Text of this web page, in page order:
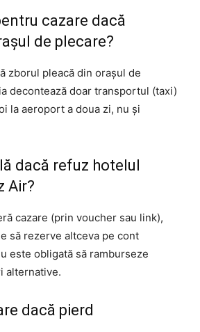
cazare dacă
de plecare?
zborul pleacă din orașul de
decontează doar transportul (taxi)
la aeroport a doua zi, nu și
dacă refuz hotelul
Air?
cazare (prin voucher sau link),
să rezerve altceva pe cont
este obligată să ramburseze
alternative.
dacă pierd